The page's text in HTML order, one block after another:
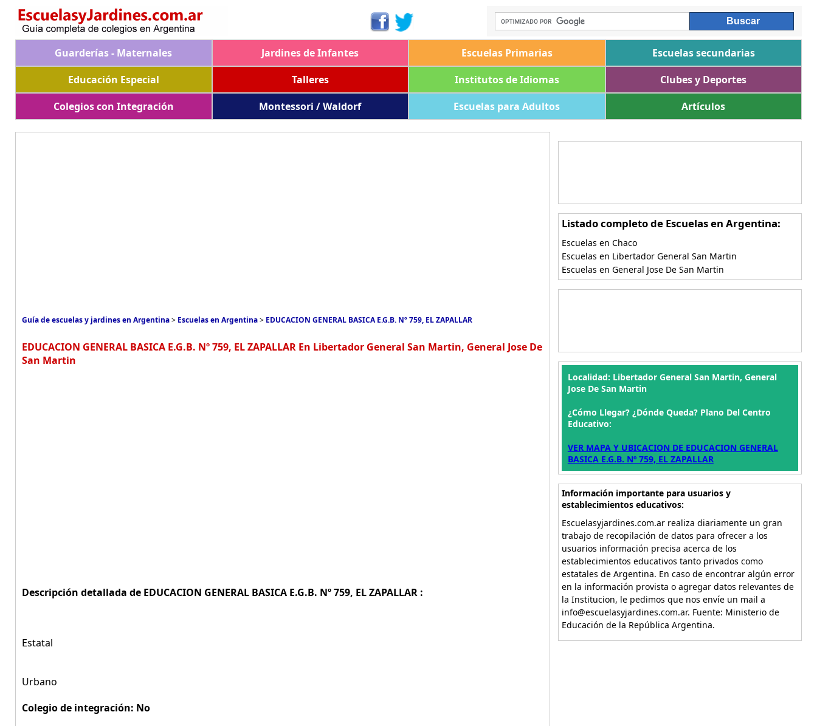
Guarderías - Maternales Jardines de Infantes Escuelas Primarias
Escuelas secundarias
Educación Especial
Talleres Institutos de Idiomas
Clubes y Deportes
Colegios con Integración
Montessori / Waldorf Escuelas para Adultos Artículos
Guía de escuelas y jardines en Argentina> Escuelas en Argentina> EDUCACION GENERAL BASICA E.G.B. Nº 759, EL ZAPALLAR
EDUCACION GENERAL BASICA E.G.B. Nº 759, EL ZAPALLAR En Libertador General San Martin, General Jose De
San Martin
Descripción detallada de EDUCACION GENERAL BASICA E.G.B. Nº 759, EL ZAPALLAR :
Estatal
Urbano
Colegio de integración: No
Listado completo de Escuelas en Argentina:
Escuelas en Chaco
Escuelas en Libertador General San Martin
Escuelas en General Jose De San Martin
Localidad: Libertador General San Martin, General
Jose De San Martin
¿Cómo Llegar? ¿Dónde Queda? Plano Del Centro
Educativo:
VER MAPA Y UBICACION DE EDUCACION GENERAL
BASICA E.G.B. Nº 759, EL ZAPALLAR
Información importante para usuarios y
establecimientos educativos:
Escuelasyjardines.com.ar realiza diariamente un gran
trabajo de recopilación de datos para ofrecer a los
usuarios información precisa acerca de los
establecimientos educativos tanto privados como
estatales de Argentina. En caso de encontrar algún error
en la información provista o agregar datos relevantes de
la Institucion, le pedimos que nos envíe un mail a
info@escuelasyjardines.com.ar. Fuente: Ministerio de
Educación de la República Argentina.